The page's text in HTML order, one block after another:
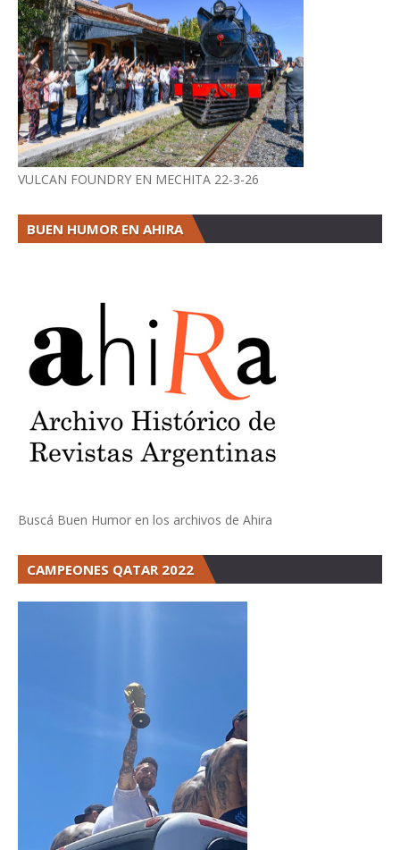
VULCAN FOUNDRY EN MECHITA 22-3-26
BUEN HUMOR EN AHIRA
Buscá Buen Humor en los archivos de Ahira
CAMPEONES QATAR 2022